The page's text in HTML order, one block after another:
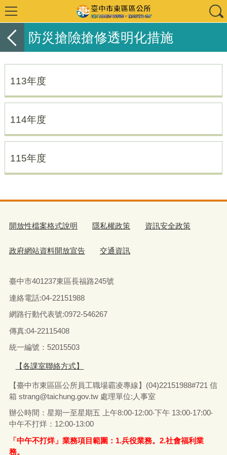
防災搶險搶修透明化措施
113年度
114年度
115年度
開放性檔案格式說明 隱私權政策 資訊安全政策
政府網站資料開放宣告 交通資訊
臺中市401237東區長福路245號
連絡電話:04-22151988
網路行動代表號:0972-546267
傳真:04-22115408
統一編號：52015503
【各課室聯絡方式】
【臺中市東區區公所員工職場霸凌專線】(04)22151988#721 信
箱 strang@taichung.gov.tw處理單位:人事室
辦公時間：星期一至星期五 上午8:00-12:00‧下午 13:00-17:00‧
中午不打烊：12:00-13:00
「中午不打烊」業務項目範圍：1.兵役業務。2.社會福利業
務。